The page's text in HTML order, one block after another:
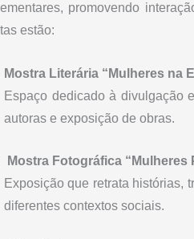
promovendo
estão:
Mostra Literária “Mulheres na
Espaço dedicado à divulgação
autoras e exposição de obras.
Mostra Fotográfica “Mulheres
Exposição que retrata histórias,
diferentes contextos sociais.